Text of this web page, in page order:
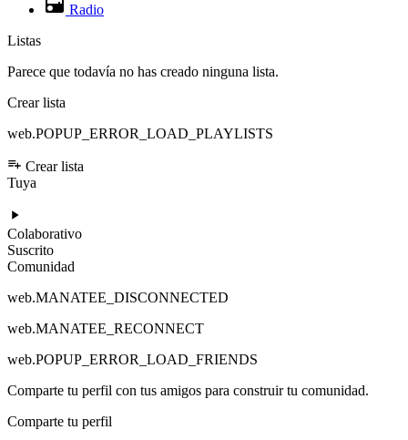
Radio
Listas
Parece que todavía no has creado ninguna lista.
Crear lista
web.POPUP_ERROR_LOAD_PLAYLISTS
Crear lista
Tuya
Colaborativo
Suscrito
Comunidad
web.MANATEE_DISCONNECTED
web.MANATEE_RECONNECT
web.POPUP_ERROR_LOAD_FRIENDS
Comparte tu perfil con tus amigos para construir tu comunidad.
Comparte tu perfil